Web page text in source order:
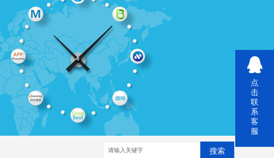
导线绝缘
秦平电力导线绝缘涂料施工
常见问题
热点资讯
其他
搜索
点
击
联
系
客
服